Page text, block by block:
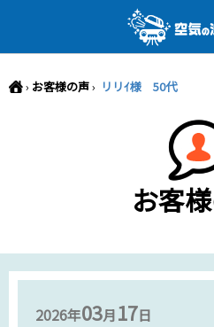
› お客様の声› リリｲ様 50代
お客
2026年03月17日